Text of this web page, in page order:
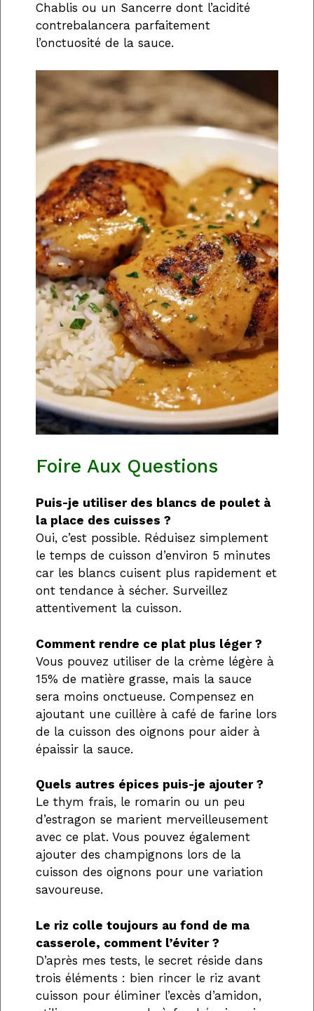
Chablis ou un Sancerre dont l’acidité
contrebalancera parfaitement
l’onctuosité de la sauce.
Foire Aux Questions
Puis-je utiliser des blancs de poulet à
la place des cuisses ?
Oui, c’est possible. Réduisez simplement
le temps de cuisson d’environ 5 minutes
car les blancs cuisent plus rapidement et
ont tendance à sécher. Surveillez
attentivement la cuisson.
Comment rendre ce plat plus léger ?
Vous pouvez utiliser de la crème légère à
15% de matière grasse, mais la sauce
sera moins onctueuse. Compensez en
ajoutant une cuillère à café de farine lors
de la cuisson des oignons pour aider à
épaissir la sauce.
Quels autres épices puis-je ajouter ?
Le thym frais, le romarin ou un peu
d’estragon se marient merveilleusement
avec ce plat. Vous pouvez également
ajouter des champignons lors de la
cuisson des oignons pour une variation
savoureuse.
Le riz colle toujours au fond de ma
casserole, comment l’éviter ?
D’après mes tests, le secret réside dans
trois éléments : bien rincer le riz avant
cuisson pour éliminer l’excès d’amidon,